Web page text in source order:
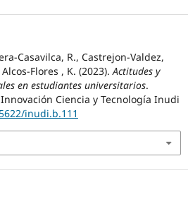
Casavilca, R., Castrejon-Valdez,
Flores , K. (2023).Actitudes y
en estudiantes universitarios.
Ciencia y Tecnología Inudi
inudi.b.111